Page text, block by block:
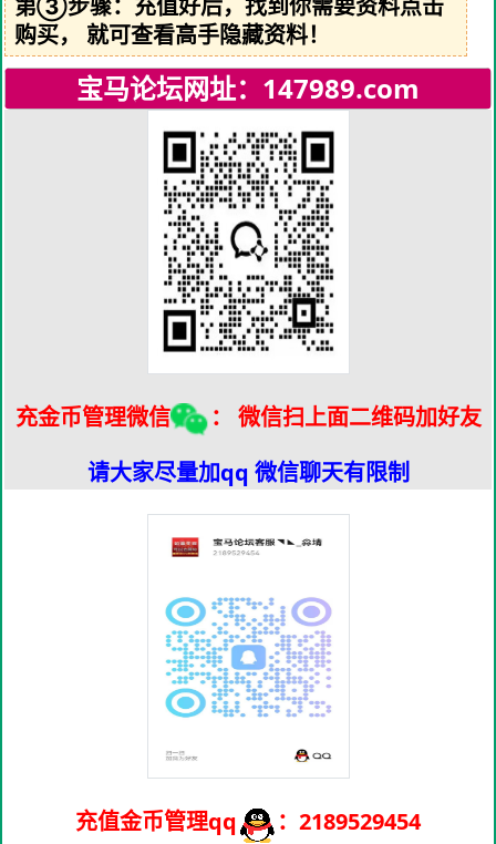
第③步骤：充值好后，找到你需要资料点击
购买， 就可查看高手隐藏资料！
宝马论坛网址：147989.com
充金币管理微信
： 微信扫上面二维码加好友
请大家尽量加qq 微信聊天有限制
充值金币管理qq
：2189529454